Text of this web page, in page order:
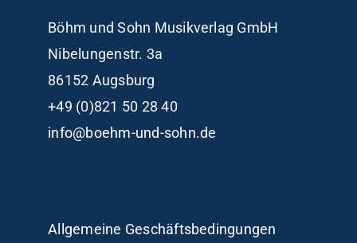
Böhm und Sohn Musikverlag GmbH
Nibelungenstr. 3a
86152 Augsburg
+49 (0)821 50 28 40
info@boehm-und-sohn.de
Allgemeine Geschäftsbedingungen